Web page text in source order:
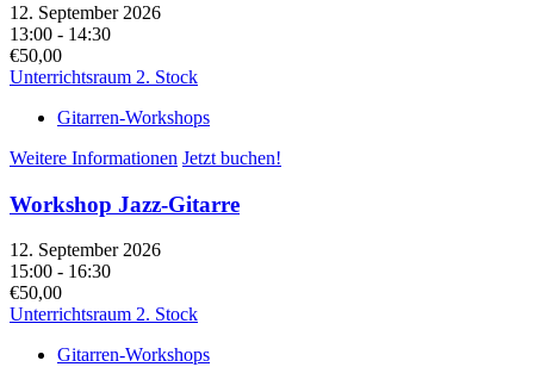
12. September 2026
13:00 - 14:30
€50,00
Unterrichtsraum 2. Stock
Gitarren-Workshops
Weitere Informationen Jetzt buchen!
Workshop Jazz-Gitarre
12. September 2026
15:00 - 16:30
€50,00
Unterrichtsraum 2. Stock
Gitarren-Workshops